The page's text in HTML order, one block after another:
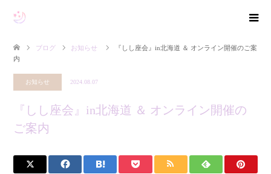
ブログ お知らせ
『しし座会』in北海道 ＆ オンライン開催のご案
内
お知らせ 2024.08.07
『しし座会』in北海道 ＆ オンライン開催の
ご案内